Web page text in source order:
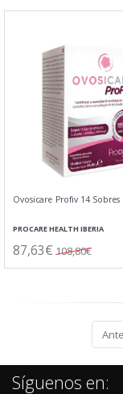
Ovosicare Profiv 14 Sobres
PROCARE HEALTH IBERIA
87,63€ 108,80€
Síguenos en: